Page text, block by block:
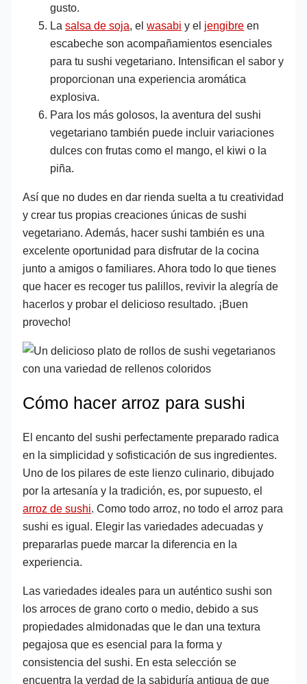
gusto.
Lasalsa de soja , elwasabi y el jengibre en
escabeche son acompañamientos esenciales
para tu sushi vegetariano. Intensifican el sabor y
proporcionan una experiencia aromática
explosiva.
Para los más golosos, la aventura del sushi
vegetariano también puede incluir variaciones
dulces con frutas como el mango, el kiwi o la
piña.
Así que no dudes en dar rienda suelta a tu creatividad
y crear tus propias creaciones únicas de sushi
vegetariano. Además, hacer sushi también es una
excelente oportunidad para disfrutar de la cocina
junto a amigos o familiares. Ahora todo lo que tienes
que hacer es recoger tus palillos, revivir la alegría de
hacerlos y probar el delicioso resultado. ¡Buen
provecho!
Cómo hacer arroz para sushi
El encanto del sushi perfectamente preparado radica
en la simplicidad y sofisticación de sus ingredientes.
Uno de los pilares de este lienzo culinario, dibujado
por la artesanía y la tradición, es, por supuesto, el
arroz de sushi. Como todo arroz, no todo el arroz para
sushi es igual. Elegir las variedades adecuadas y
prepararlas puede marcar la diferencia en la
experiencia.
Las variedades ideales para un auténtico sushi son
los arroces de grano corto o medio, debido a sus
propiedades almidonadas que le dan una textura
pegajosa que es esencial para la forma y
consistencia del sushi. En esta selección se
encuentra la verdad de la sabiduría antigua de que